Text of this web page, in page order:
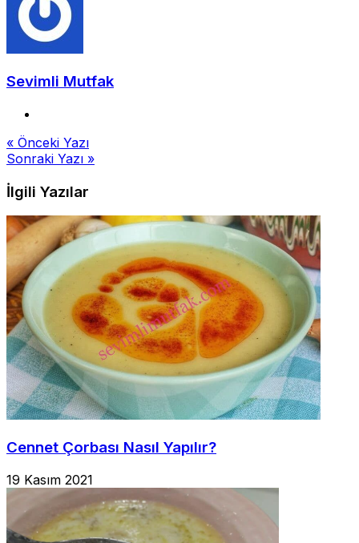
Sevimli Mutfak
Yazı
gezinmesi
« Önceki Yazı
Sonraki Yazı »
İlgili Yazılar
Cennet Çorbası Nasıl Yapılır?
19 Kasım 2021